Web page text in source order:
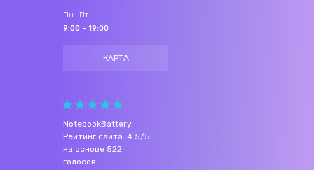
Пн.-Пт.
9:00 - 19:00
КАРТА
NotebookBattery.
Рейтинг сайта: 4.5/5
на основе 522
голосов.